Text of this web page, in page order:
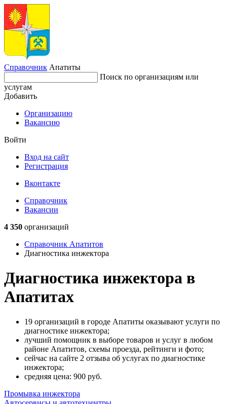
Справочник Апатиты
Поиск по организациям или
услугам
Добавить
Организацию
Вакансию
Войти
Вход на сайт
Регистрация
Вконтакте
Справочник
Вакансии
4 350 организаций
Справочник Апатитов
Диагностика инжектора
Диагностика инжектора в
Апатитах
19 организаций в городе Апатиты оказывают услуги по
диагностике инжектора;
лучший помощник в выборе товаров и услуг в любом
районе Апатитов, схемы проезда, рейтинги и фото;
сейчас на сайте 2 отзыва об услугах по диагностике
инжектора;
cредняя цена: 900 руб.
Промывка инжектора